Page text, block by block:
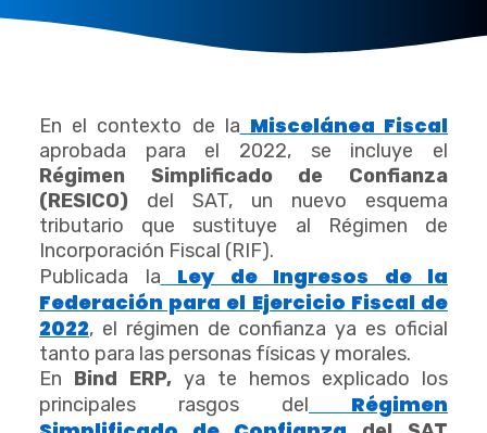
En el contexto de la Miscelánea Fiscal
aprobada para el 2022, se incluye el
Régimen Simplificado de Confianza
(RESICO) del SAT, un nuevo esquema
tributario que sustituye al Régimen de
Incorporación Fiscal (RIF).
Publicada la
Ley de Ingresos de la
Federación para el Ejercicio Fiscal de
2022, el régimen de confianza ya es oficial
tanto para las personas físicas y morales.
En Bind ERP, ya te hemos explicado los
principales rasgos del
Régimen